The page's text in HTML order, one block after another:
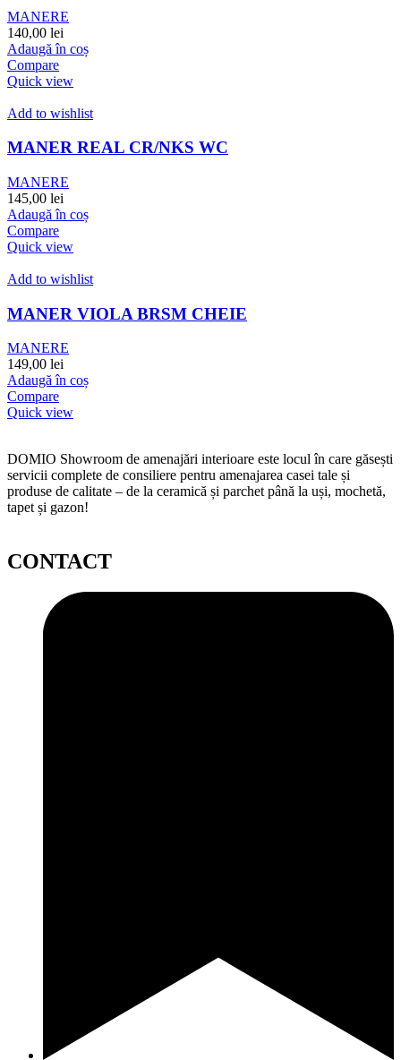
MANERE
140,00 lei
Adaugă în coș
Compare
Quick view
Add to wishlist
MANER REAL CR/NKS WC
MANERE
145,00 lei
Adaugă în coș
Compare
Quick view
Add to wishlist
MANER VIOLA BRSM CHEIE
MANERE
149,00 lei
Adaugă în coș
Compare
Quick view
DOMIO Showroom de amenajări interioare este locul în care găsești
servicii complete de consiliere pentru amenajarea casei tale și
produse de calitate – de la ceramică și parchet până la uși, mochetă,
tapet și gazon!
CONTACT